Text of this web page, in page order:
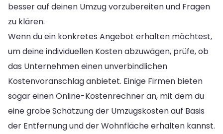
besser auf deinen Umzug vorzubereiten und Fragen
zu klären.
Wenn du ein konkretes Angebot erhalten möchtest,
um deine individuellen Kosten abzuwägen, prüfe, ob
das Unternehmen einen unverbindlichen
Kostenvoranschlag anbietet. Einige Firmen bieten
sogar einen Online-Kostenrechner an, mit dem du
eine grobe Schätzung der Umzugskosten auf Basis
der Entfernung und der Wohnfläche erhalten kannst.